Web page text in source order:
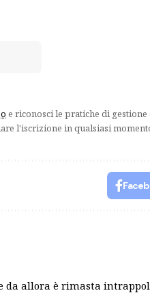
e riconosci le pratiche di
l'iscrizione in qualsiasi
da allora è rimasta